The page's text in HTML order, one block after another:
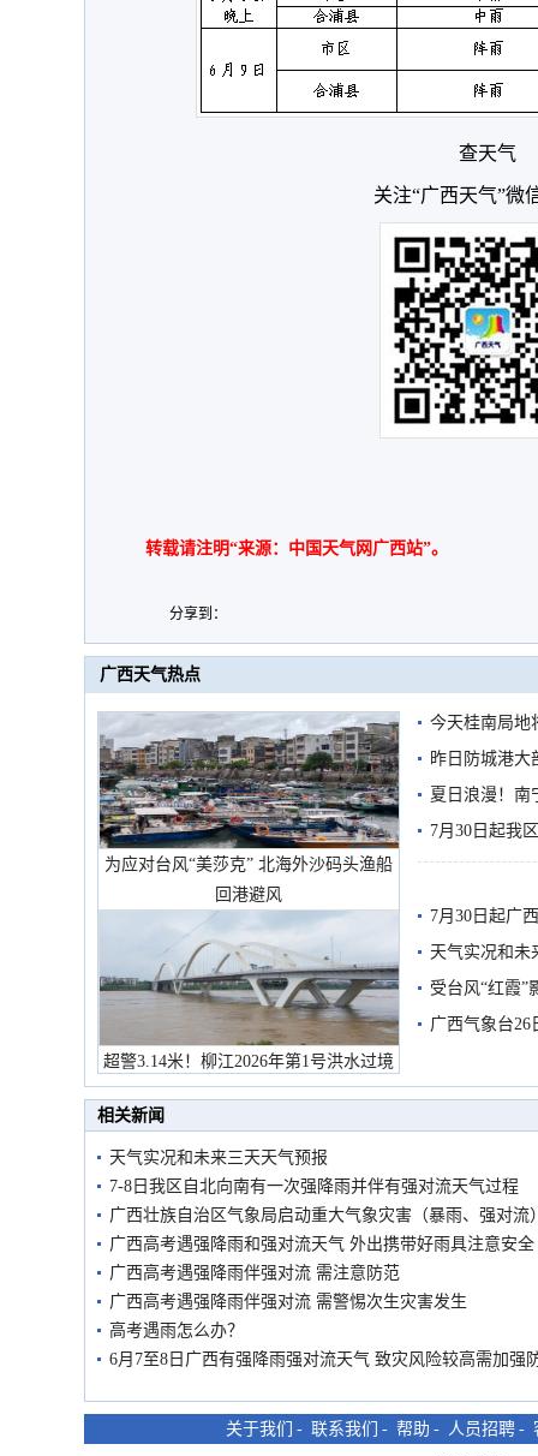
查天气
关注“广西天气”微
转载请注明“来源：中国天气网广西站”。
分享到：
广西天气热点
为应对台风“美莎克” 北海外沙码头渔船
回港避风
超警3.14米！柳江2026年第1号洪水过境
市民在堤岸见证汛况
今天桂南局地
需继续防范
昨日防城港大
雨
夏日浪漫！南
7月30日起我
7月30日起广
天气实况和未
受台风“红霞”
有较强降雨
广西气象台26
相关新闻
天气实况和未来三天天气预报
7-8日我区自北向南有一次强降雨并伴有强对流天气过程
广西壮族自治区气象局启动重大气象灾害（暴雨、强对
广西高考遇强降雨和强对流天气 外出携带好雨具注意安全
广西高考遇强降雨伴强对流 需注意防范
广西高考遇强降雨伴强对流 需警惕次生灾害发生
高考遇雨怎么办？
6月7至8日广西有强降雨强对流天气 致灾风险较高需加强
关于我们 - 联系我们 - 帮助 - 人员招聘 -